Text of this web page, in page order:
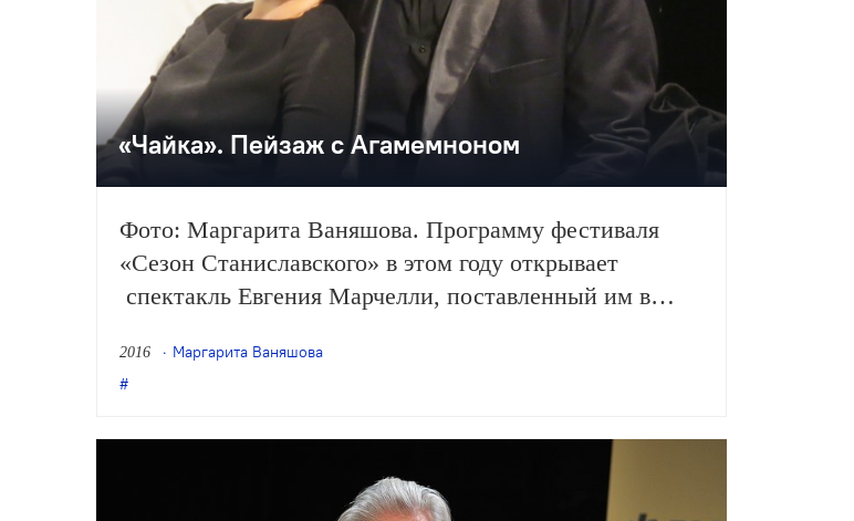
«Чайка». Пейзаж с Агамемноном
Фото: Маргарита Ваняшова. Программу фестиваля
«Сезон Станиславского» в этом году открывает
спектакль Евгения Марчелли, поставленный им в
«Чайке» рассказывает корреспондент Театра. в
Ярославле.
2016 Маргарита Ваняшова